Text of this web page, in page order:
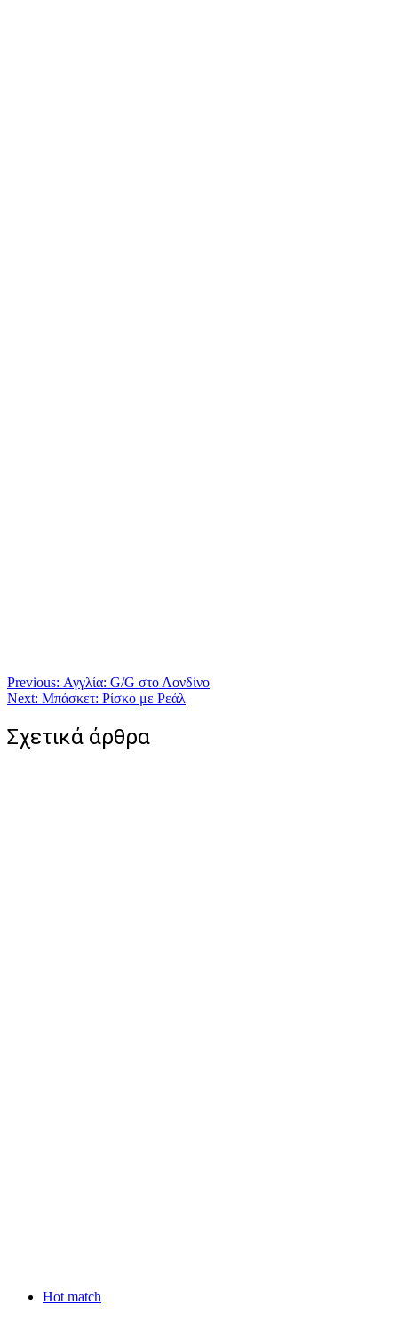
Πλοήγηση
άρθρων
Previous: Αγγλία: G/G στο Λονδίνο
Next: Μπάσκετ: Ρίσκο με Ρεάλ
Σχετικά άρθρα
Hot match